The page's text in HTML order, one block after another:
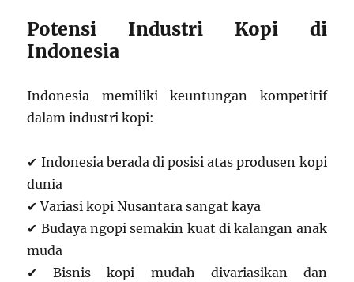
Potensi Industri Kopi di
Indonesia
Indonesia memiliki keuntungan kompetitif
dalam industri kopi:
✔ Indonesia berada di posisi atas produsen kopi
dunia
✔ Variasi kopi Nusantara sangat kaya
✔ Budaya ngopi semakin kuat di kalangan anak
muda
✔ Bisnis kopi mudah divariasikan dan